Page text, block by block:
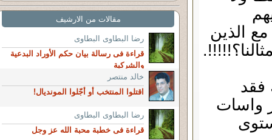
الذين
فقد
واسات
مقالات من الارشيف
رضا البطاوى البطاوى
قراءة فى رسالة بيان حكم الأوراد البدعية
والشركية
خالد منتصر
اقتلوا المنتخب أو أجّلوا المونديال!
رضا البطاوى البطاوى
قراءة فى خطبة محبة الله عز وجل